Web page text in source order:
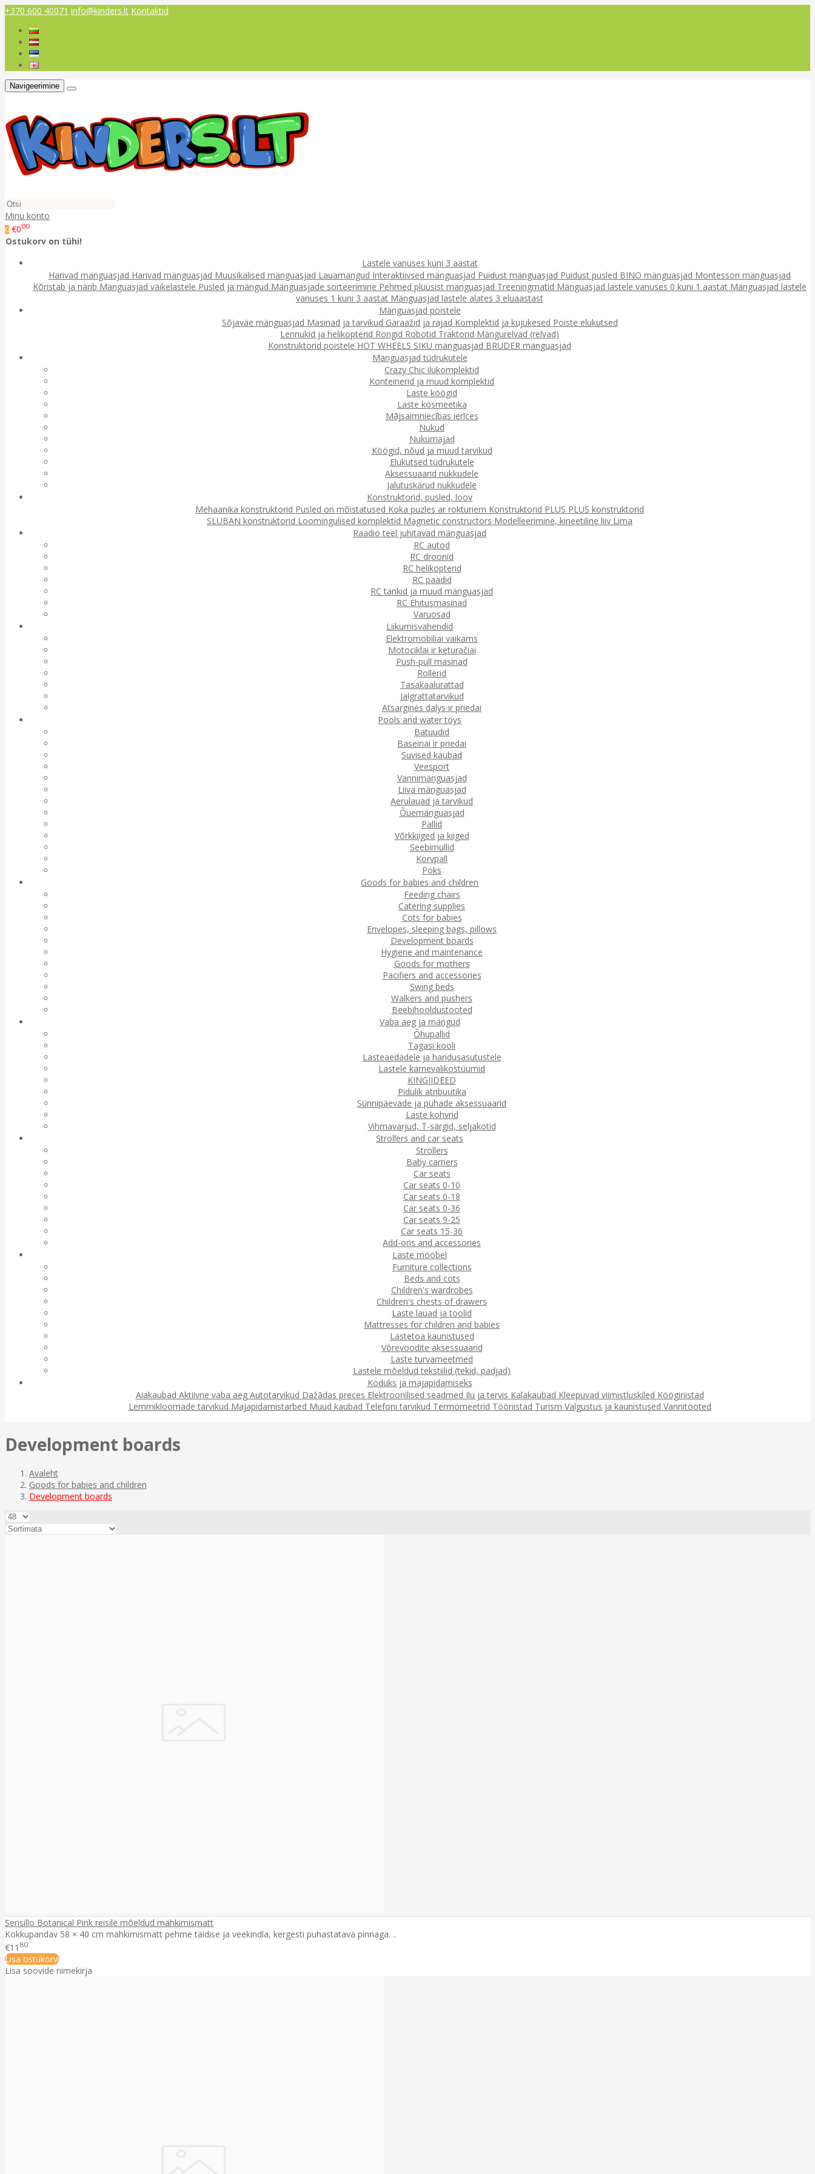
+370 600 40071 info@kinders.lt Kontaktid
Navigeerimine
Minu konto
0 €000
Ostukorv on tühi!
Lastele vanuses kuni 3 aastat
Harivad mänguasjad Harivad mänguasjad Muusikalised mänguasjad Lauamängud Interaktiivsed mänguasjad Puidust mänguasjad Puidust pusled BINO mänguasjad Montessori mänguasjad
Kõristab ja närib Mänguasjad väikelastele Pusled ja mängud Mänguasjade sorteerimine Pehmed plüüsist mänguasjad Treeningmatid Mänguasjad lastele vanuses 0 kuni 1 aastat Mänguasjad lastele
vanuses 1 kuni 3 aastat Mänguasjad lastele alates 3 eluaastast
Mänguasjad poistele
Sõjaväe mänguasjad Masinad ja tarvikud Garaažid ja rajad Komplektid ja kujukesed Poiste elukutsed
Lennukid ja helikopterid Rongid Robotid Traktorid Mängurelvad (relvad)
Konstruktorid poistele HOT WHEELS SIKU mänguasjad BRUDER mänguasjad
Mänguasjad tüdrukutele
Crazy Chic ilukomplektid
Konteinerid ja muud komplektid
Laste köögid
Laste kosmeetika
Mājsaimniecības ierīces
Nukud
Nukumajad
Köögid, nõud ja muud tarvikud
Elukutsed tüdrukutele
Aksessuaarid nukkudele
Jalutuskärud nukkudele
Konstruktorid, pusled, loov
Mehaanika konstruktorid Pusled on mõistatused Koka puzles ar rokturiem Konstruktorid PLUS PLUS konstruktorid
SLUBAN konstruktorid Loomingulised komplektid Magnetic constructors Modelleerimine, kineetiline liiv Lima
Raadio teel juhitavad mänguasjad
RC autod
RC droonid
RC helikopterid
RC paadid
RC tankid ja muud mänguasjad
RC Ehitusmasinad
Varuosad
Liikumisvahendid
Elektromobiliai vaikams
Motociklai ir keturačiai
Push-pull masinad
Rollerid
Tasakaalurattad
Jalgrattatarvikud
Atsarginės dalys ir priedai
Pools and water toys
Batuudid
Baseinai ir priedai
Suvised kaubad
Veesport
Vannimänguasjad
Liiva mänguasjad
Aerulauad ja tarvikud
Õuemänguasjad
Pallid
Võrkkiiged ja kiiged
Seebimullid
Korvpall
Poks
Goods for babies and children
Feeding chairs
Catering supplies
Cots for babies
Envelopes, sleeping bags, pillows
Development boards
Hygiene and maintenance
Goods for mothers
Pacifiers and accessories
Swing beds
Walkers and pushers
Beebihooldustooted
Vaba aeg ja mängud
Õhupallid
Tagasi kooli
Lasteaedadele ja haridusasutustele
Lastele karnevalikostüümid
KINGIIDEED
Pidulik atribuutika
Sünnipäevade ja pühade aksessuaarid
Laste kohvrid
Vihmavarjud, T-särgid, seljakotid
Strollers and car seats
Strollers
Baby carriers
Car seats
Car seats 0-10
Car seats 0-18
Car seats 0-36
Car seats 9-25
Car seats 15-36
Add-ons and accessories
Laste mööbel
Furniture collections
Beds and cots
Children's wardrobes
Children's chests of drawers
Laste lauad ja toolid
Mattresses for children and babies
Lastetoa kaunistused
Võrevoodite aksessuaarid
Laste turvameetmed
Lastele mõeldud tekstiilid (tekid, padjad)
Koduks ja majapidamiseks
Aiakaubad Aktiivne vaba aeg Autotarvikud Dažādas preces Elektroonilised seadmed Ilu ja tervis Kalakaubad Kleepuvad viimistluskiled Köögiriistad
Lemmikloomade tarvikud Majapidamistarbed Muud kaubad Telefoni tarvikud Termomeetrid Tööriistad Turism Valgustus ja kaunistused Vannitooted
Development boards
Avaleht
Goods for babies and children
Development boards
Sensillo Botanical Pink reisile mõeldud mähkimismatt
Kokkupandav 58 × 40 cm mähkimismatt pehme täidise ja veekindla, kergesti puhastatava pinnaga. ..
€11 80
Lisa ostukorvi
Lisa soovide nimekirja